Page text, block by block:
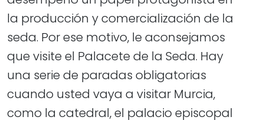
la producción y comercialización de la
seda. Por ese motivo, le aconsejamos
que visite el Palacete de la Seda. Hay
una serie de paradas obligatorias
cuando usted vaya a visitar Murcia,
como la catedral, el palacio episcopal